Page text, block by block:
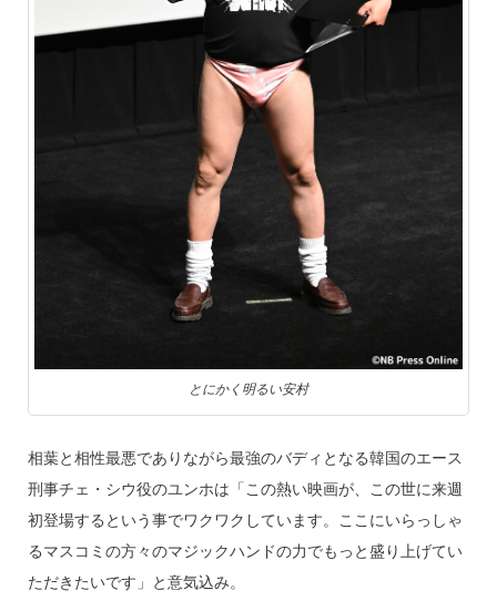
とにかく明るい安村
相葉と相性最悪でありながら最強のバディとなる韓国のエース
刑事チェ・シウ役のユンホは「この熱い映画が、この世に来週
初登場するという事でワクワクしています。ここにいらっしゃ
るマスコミの方々のマジックハンドの力でもっと盛り上げてい
ただきたいです」と意気込み。